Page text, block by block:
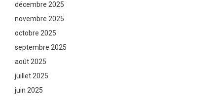
décembre 2025
novembre 2025
octobre 2025
septembre 2025
août 2025
juillet 2025
juin 2025